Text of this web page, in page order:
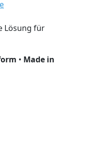
Lösung für
• Made in